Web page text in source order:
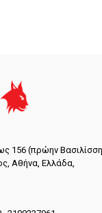
156 (πρώην
Αθήνα, Ελλάδα,